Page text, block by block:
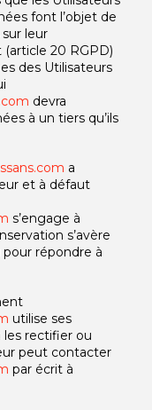
font l’objet de
leur
20 RGPD)
des Utilisateurs
devra
à un tiers qu’ils
a
et à défaut
s’engage à
s’avère
répondre à
utilise ses
les rectifier ou
peut contacter
par écrit à